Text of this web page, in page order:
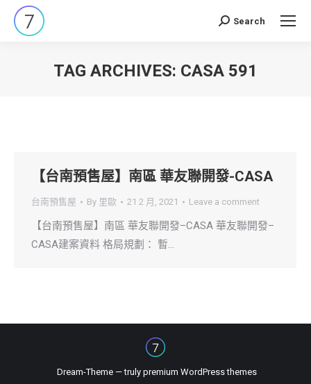
Search:
Search
TAG ARCHIVES: CASA 591
【台南預售屋】南區 華友聯開發-CASA
台南預售屋 By 里歐 21 2 月, 2021 Leave a comment
【台南預售屋】南區 華友聯開發–CASA 華友聯開發–
CASA建案資料 格局規劃： 暫…
Dream-Theme — truly premium WordPress themes